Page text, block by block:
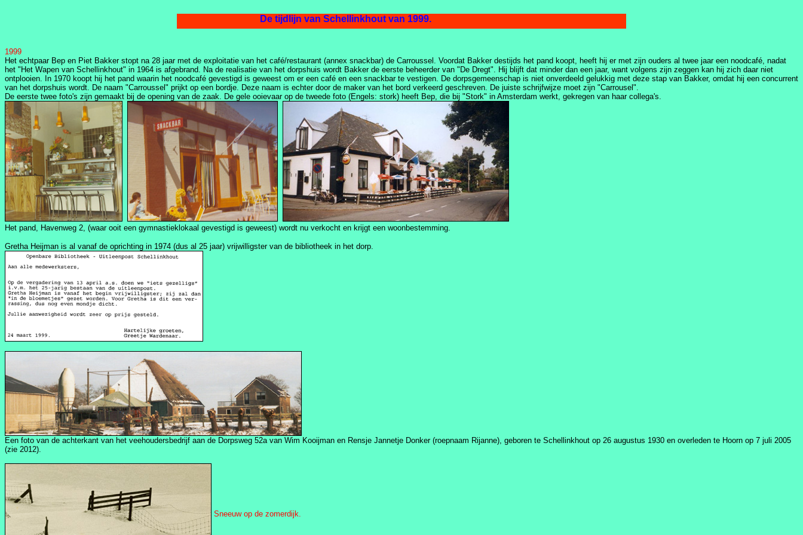
De tijdlijn van Schellinkhout van 1999.
1999
Het echtpaar Bep en Piet Bakker stopt na 28 jaar met de exploitatie van het café/restaurant (annex snackbar) de Carroussel. Voordat Bakker destijds het pand koopt, heeft hij er met zijn ouders al twee jaar een noodcafé, nadat
het "Het Wapen van Schellinkhout" in 1964 is afgebrand. Na de realisatie van het dorpshuis wordt Bakker de eerste beheerder van "De Dregt". Hij blijft dat minder dan een jaar, want volgens zijn zeggen kan hij zich daar niet
ontplooien. In 1970 koopt hij het pand waarin het noodcafé gevestigd is geweest om er een café en een snackbar te vestigen. De dorpsgemeenschap is niet onverdeeld gelukkig met deze stap van Bakker, omdat hij een concurrent
van het dorpshuis wordt. De naam "Carroussel" prijkt op een bordje. Deze naam is echter door de maker van het bord verkeerd geschreven. De juiste schrijfwijze moet zijn "Carrousel".
De eerste twee foto's zijn gemaakt bij de opening van de zaak. De gele ooievaar op de tweede foto (Engels: stork) heeft Bep, die bij "Stork" in Amsterdam werkt, gekregen van haar collega's.
Het pand, Havenweg 2, (waar ooit een gymnastieklokaal gevestigd is geweest) wordt nu verkocht en krijgt een woonbestemming.
Gretha Heijman is al vanaf de oprichting in 1974 (dus al 25 jaar) vrijwilligster van de bibliotheek in het dorp.
Een foto van de achterkant van het veehoudersbedrijf aan de Dorpsweg 52a van Wim Kooijman en Rensje Jannetje Donker (roepnaam Rijanne), geboren te Schellinkhout op 26 augustus 1930 en overleden te Hoorn op 7 juli 2005
(zie 2012).
Sneeuw op de zomerdijk.